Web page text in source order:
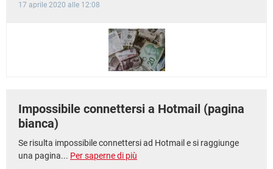
17 aprile 2020 alle 12:08
Impossibile connettersi a Hotmail (pagina
bianca)
Se risulta impossibile connettersi ad Hotmail e si raggiunge
una pagina... Per saperne di più